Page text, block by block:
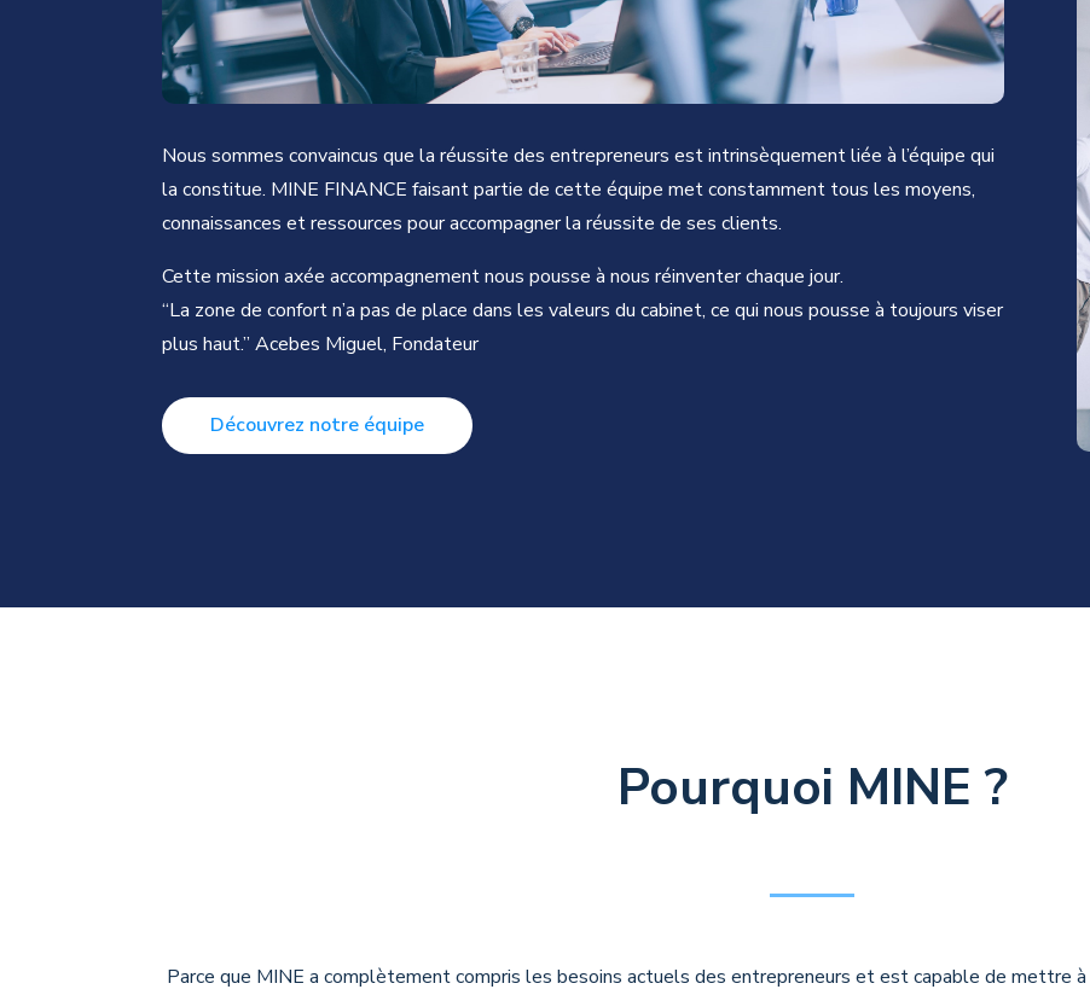
Nous sommes convaincus que la réussite des entrepreneurs est intrinsèquement liée à l’équipe qui
la constitue. MINE FINANCE faisant partie de cette équipe met constamment tous les moyens,
connaissances et ressources pour accompagner la réussite de ses clients.
Cette mission axée accompagnement nous pousse à nous réinventer chaque jour.
“La zone de confort n’a pas de place dans les valeurs du cabinet, ce qui nous pousse à toujours viser
plus haut.” Acebes Miguel, Fondateur
Découvrez notre équipe
Pourquoi MINE ?
Parce que MINE a complètement compris les besoins actuels des entrepreneurs et est capable de mettre